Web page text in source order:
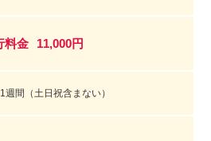
11,000円
1週間（土日祝含まない）